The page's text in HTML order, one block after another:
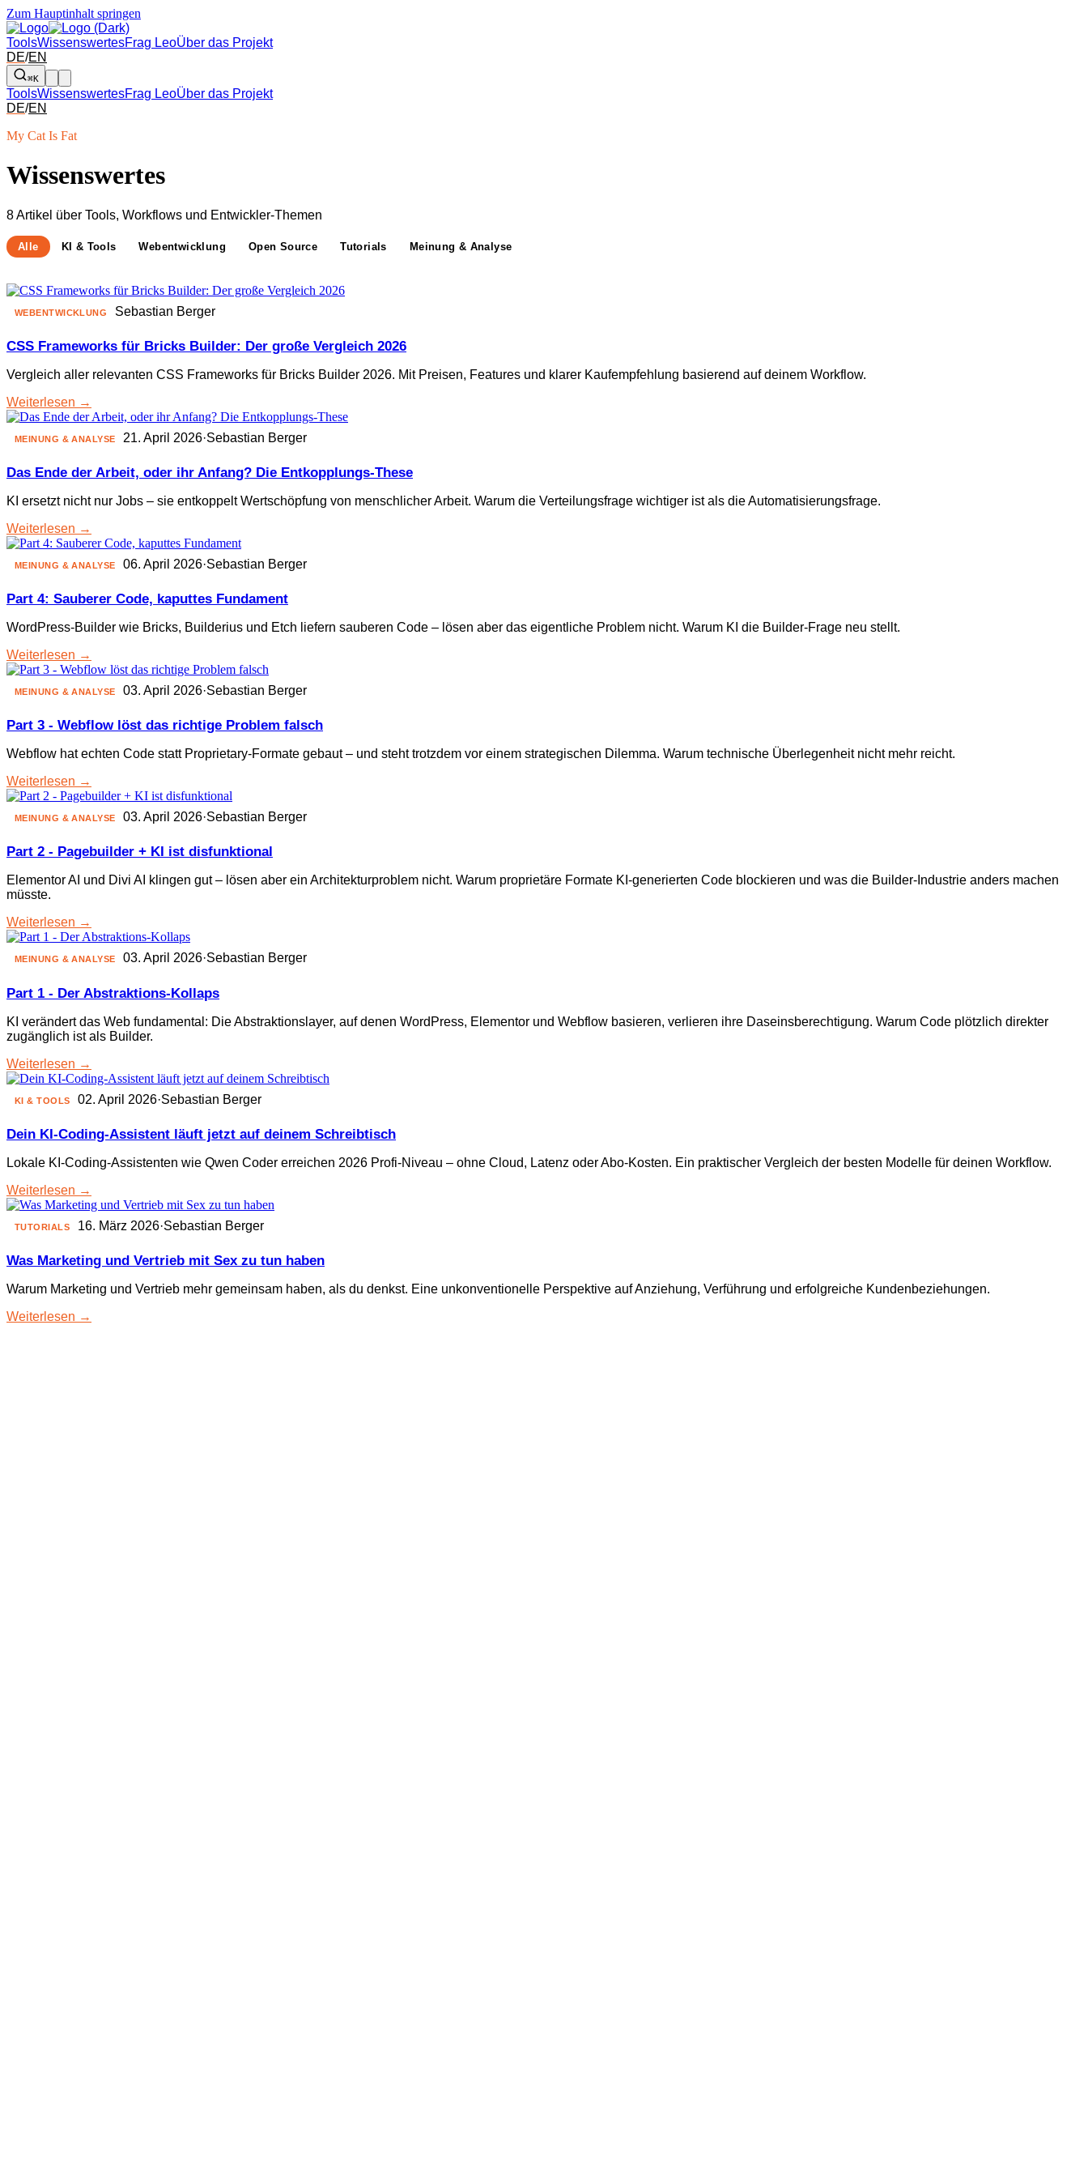
Zum Hauptinhalt springen
ToolsWissenswertesFrag LeoÜber das Projekt
DE/EN
⌘K
ToolsWissenswertesFrag LeoÜber das Projekt
DE/EN
My Cat Is Fat
Wissenswertes
8 Artikel über Tools, Workflows und Entwickler-Themen
Alle KI & Tools Webentwicklung Open Source Tutorials Meinung & Analyse
WEBENTWICKLUNG Sebastian Berger
CSS Frameworks für Bricks Builder: Der große Vergleich 2026
Vergleich aller relevanten CSS Frameworks für Bricks Builder 2026. Mit Preisen, Features und klarer Kaufempfehlung basierend auf deinem Workflow.
Weiterlesen →
MEINUNG & ANALYSE 21. April 2026·Sebastian Berger
Das Ende der Arbeit, oder ihr Anfang? Die Entkopplungs-These
KI ersetzt nicht nur Jobs – sie entkoppelt Wertschöpfung von menschlicher Arbeit. Warum die Verteilungsfrage wichtiger ist als die Automatisierungsfrage.
Weiterlesen →
MEINUNG & ANALYSE 06. April 2026·Sebastian Berger
Part 4: Sauberer Code, kaputtes Fundament
WordPress-Builder wie Bricks, Builderius und Etch liefern sauberen Code – lösen aber das eigentliche Problem nicht. Warum KI die Builder-Frage neu stellt.
Weiterlesen →
MEINUNG & ANALYSE 03. April 2026·Sebastian Berger
Part 3 - Webflow löst das richtige Problem falsch
Webflow hat echten Code statt Proprietary-Formate gebaut – und steht trotzdem vor einem strategischen Dilemma. Warum technische Überlegenheit nicht mehr reicht.
Weiterlesen →
MEINUNG & ANALYSE 03. April 2026·Sebastian Berger
Part 2 - Pagebuilder + KI ist disfunktional
Elementor AI und Divi AI klingen gut – lösen aber ein Architekturproblem nicht. Warum proprietäre Formate KI-generierten Code blockieren und was die Builder-Industrie anders machen
müsste.
Weiterlesen →
MEINUNG & ANALYSE 03. April 2026·Sebastian Berger
Part 1 - Der Abstraktions-Kollaps
KI verändert das Web fundamental: Die Abstraktionslayer, auf denen WordPress, Elementor und Webflow basieren, verlieren ihre Daseinsberechtigung. Warum Code plötzlich direkter
zugänglich ist als Builder.
Weiterlesen →
KI & TOOLS 02. April 2026·Sebastian Berger
Dein KI-Coding-Assistent läuft jetzt auf deinem Schreibtisch
Lokale KI-Coding-Assistenten wie Qwen Coder erreichen 2026 Profi-Niveau – ohne Cloud, Latenz oder Abo-Kosten. Ein praktischer Vergleich der besten Modelle für deinen Workflow.
Weiterlesen →
TUTORIALS 16. März 2026·Sebastian Berger
Was Marketing und Vertrieb mit Sex zu tun haben
Warum Marketing und Vertrieb mehr gemeinsam haben, als du denkst. Eine unkonventionelle Perspektive auf Anziehung, Verführung und erfolgreiche Kundenbeziehungen.
Weiterlesen →